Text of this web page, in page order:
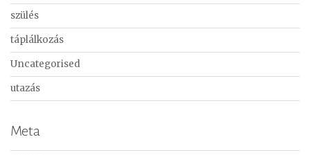
szülés
táplálkozás
Uncategorised
utazás
Meta